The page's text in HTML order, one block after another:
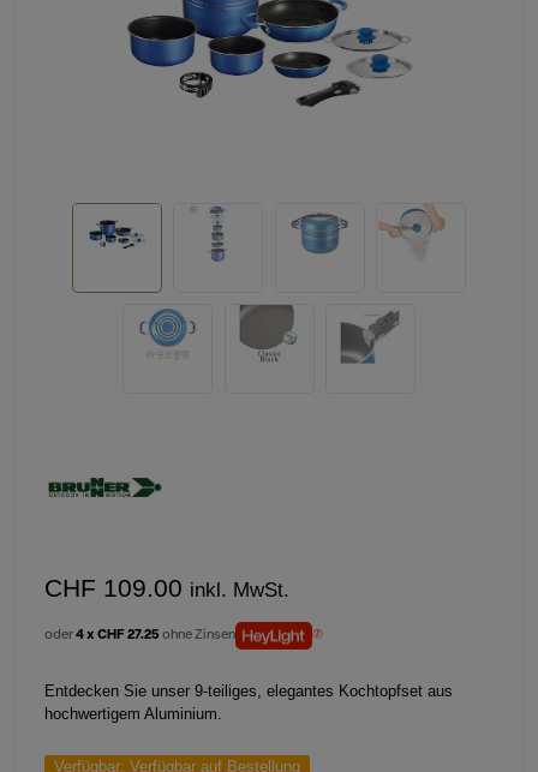
CHF 109.00 inkl. MwSt.
oder4 x CHF 27.25 ohne Zinsen
Entdecken Sie unser 9-teiliges, elegantes Kochtopfset aus
hochwertigem Aluminium.
Verfügbar: Verfügbar auf Bestellung